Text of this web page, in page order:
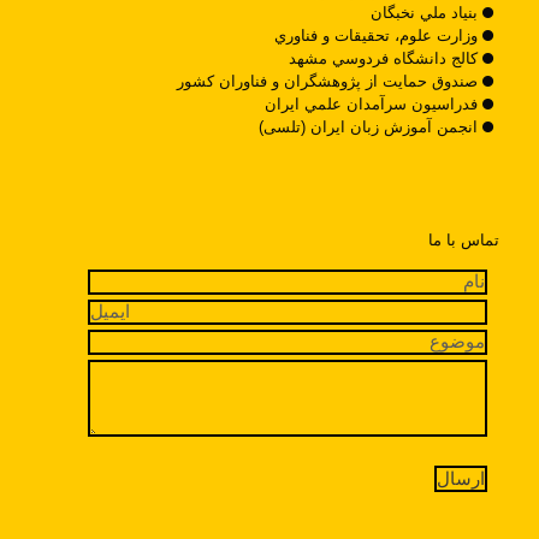
بنياد ملي نخبگان
وزارت علوم، تحقيقات و فناوري
کالج دانشگاه فردوسي مشهد
صندوق حمايت از پژوهشگران و فناوران کشور
فدراسيون سرآمدان علمي ايران
انجمن آموزش زبان ایران (تلسی)
تماس با ما